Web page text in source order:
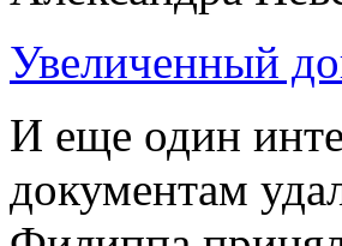
Увеличенный
И еще один
документам